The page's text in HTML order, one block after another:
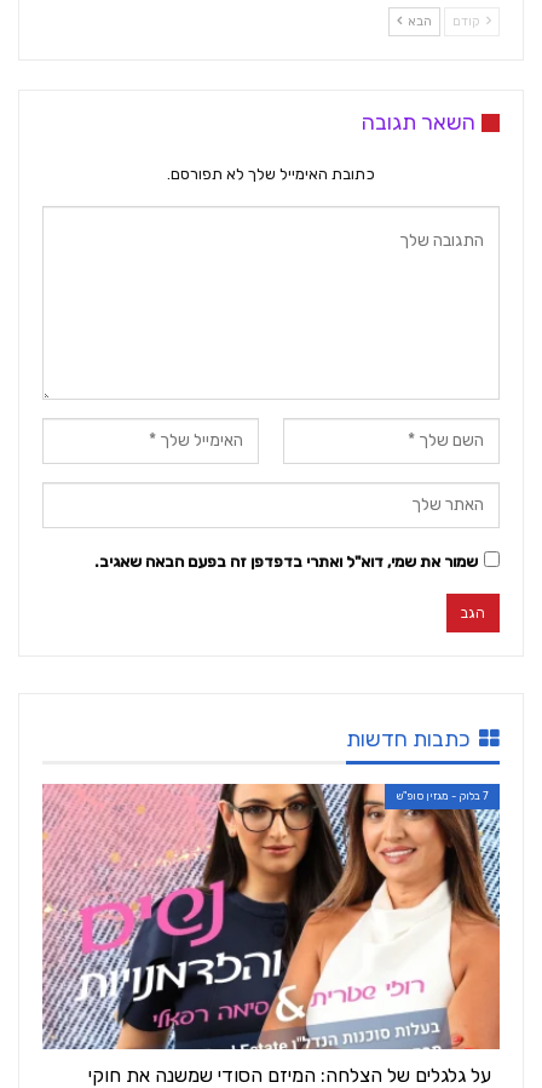
קודם הבא
השאר תגובה
כתובת האימייל שלך לא תפורסם.
שמור את שמי, דוא"ל ואתרי בדפדפן זה בפעם הבאה שאגיב.
כתבות חדשות
7 בלוק - מגזין סופ"ש
על גלגלים של הצלחה: המיזם הסודי שמשנה את חוקי